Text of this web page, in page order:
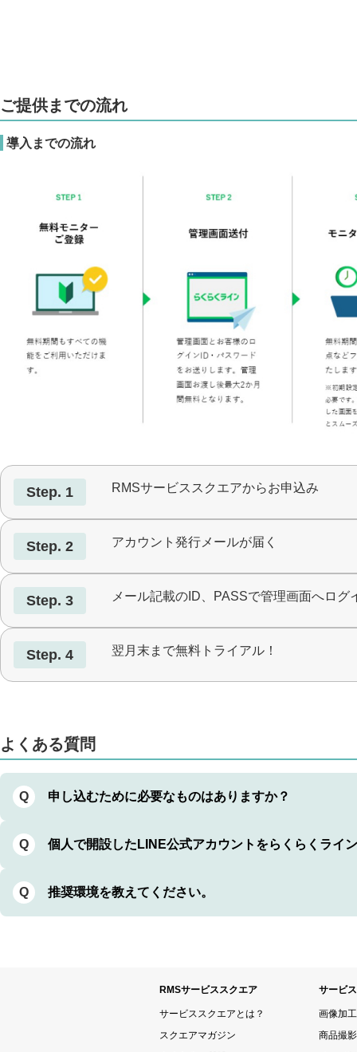
ご提供までの流れ
導入までの流れ
Step. 1 RMSサービススクエアからお申込み
Step. 2 アカウント発行メールが届く
Step. 3 メール記載のID、PASSで管理画面へログ
Step. 4 翌月末まで無料トライアル！
よくある質問
Q 申し込むために必要なものはありますか？
Q 個人で開設したLINE公式アカウントをらくらくライ
Q 推奨環境を教えてください。
RMSサービススクエア
サービススクエアとは？
スクエアマガジン
サービ
画像加
商品撮影